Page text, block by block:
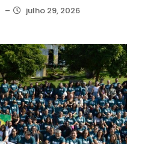
– julho 29, 2026